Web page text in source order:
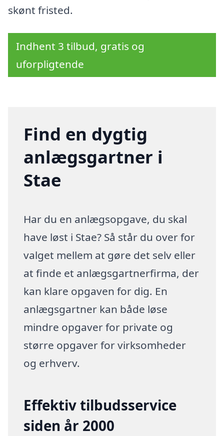
skønt fristed.
Indhent 3 tilbud, gratis og
uforpligtende
Find en dygtig
anlægsgartner i
Stae
Har du en anlægsopgave, du skal
have løst i Stae? Så står du over for
valget mellem at gøre det selv eller
at finde et anlægsgartnerfirma, der
kan klare opgaven for dig. En
anlægsgartner kan både løse
mindre opgaver for private og
større opgaver for virksomheder
og erhverv.
Effektiv tilbudsservice
siden år 2000